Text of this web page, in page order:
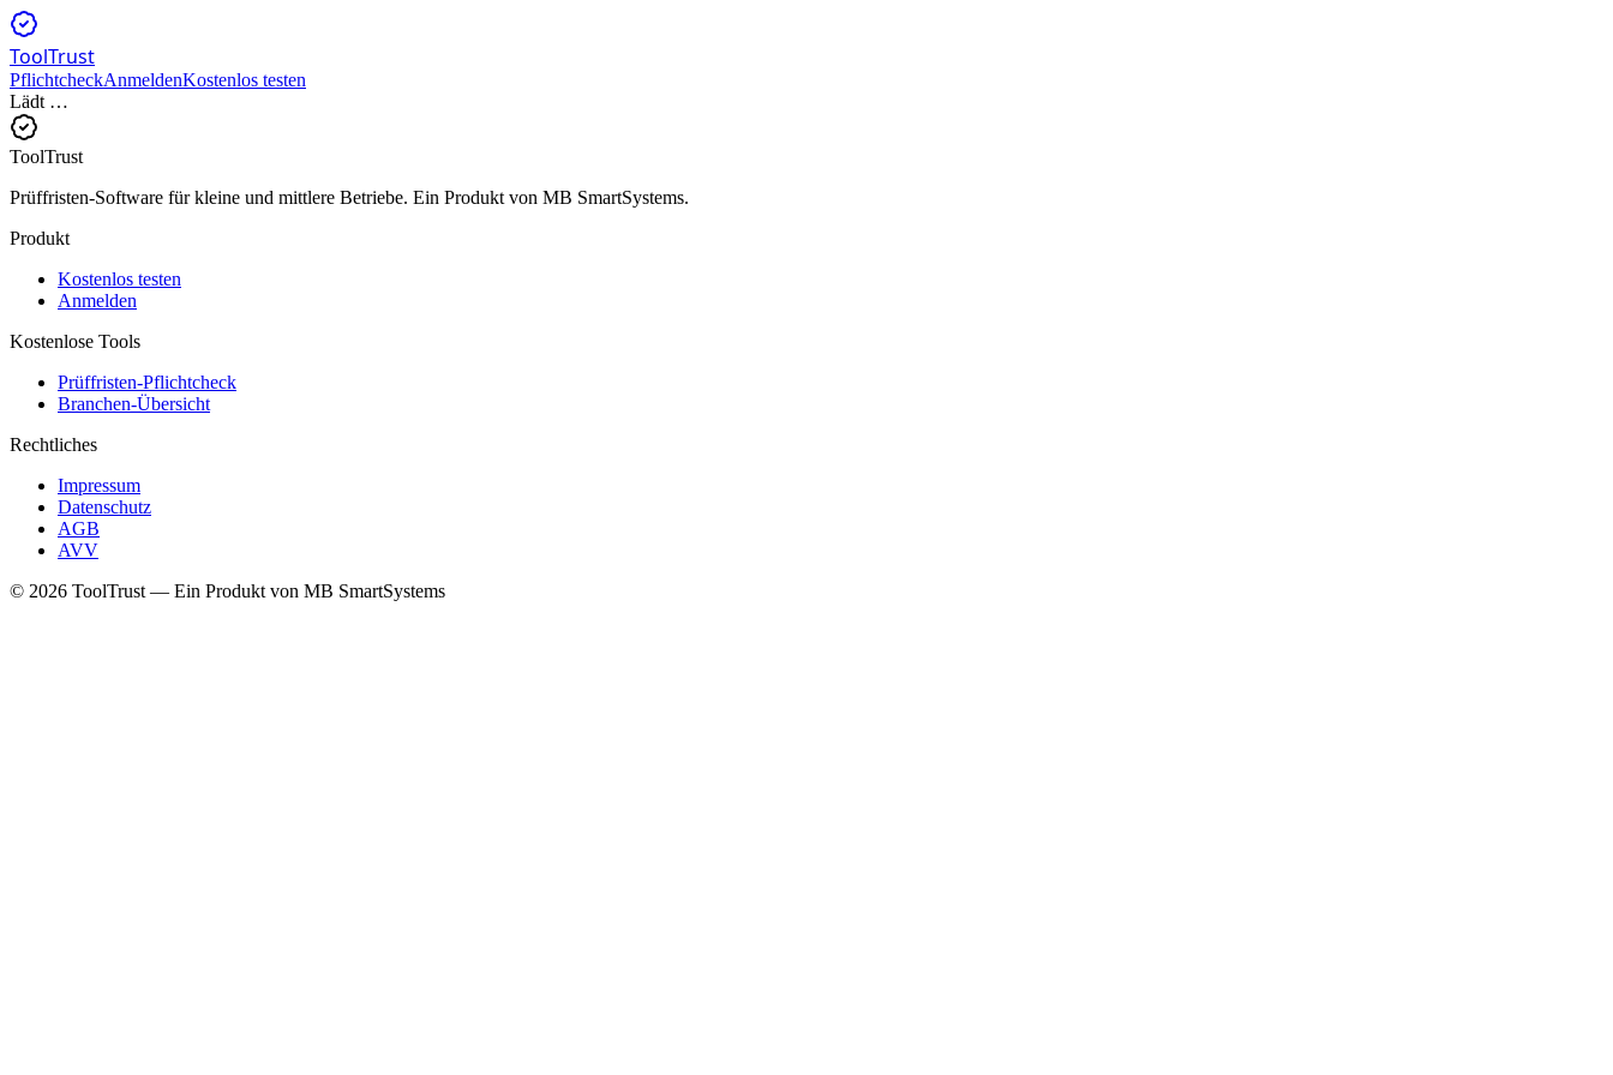
ToolTrust
PflichtcheckAnmeldenKostenlos testen
Lädt …
ToolTrust
Prüffristen-Software für kleine und mittlere Betriebe. Ein Produkt von MB SmartSystems.
Produkt
Kostenlos testen
Anmelden
Kostenlose Tools
Prüffristen-Pflichtcheck
Branchen-Übersicht
Rechtliches
Impressum
Datenschutz
AGB
AVV
© 2026 ToolTrust — Ein Produkt von MB SmartSystems